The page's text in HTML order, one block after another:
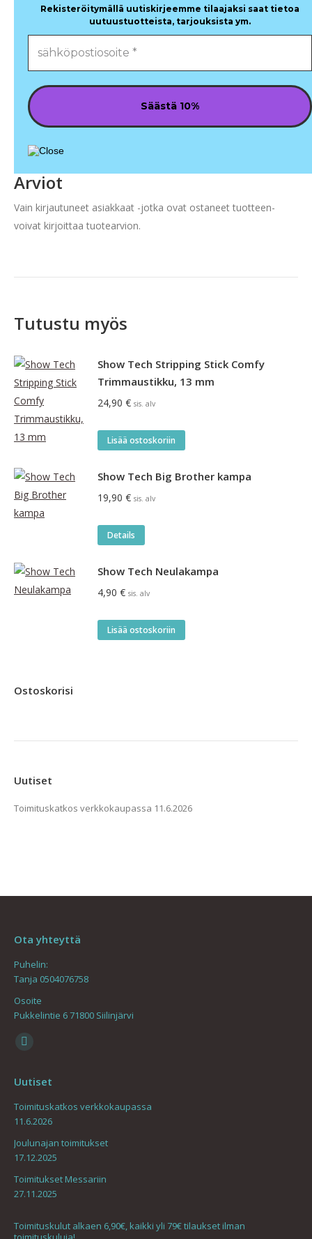
Rekisteröitymällä uutiskirjeemme tilaajaksi saat tietoa
uutuustuotteista, tarjouksista ym.
Arviot
Vain kirjautuneet asiakkaat -jotka ovat ostaneet tuotteen-
voivat kirjoittaa tuotearvion.
Tutustu myös
Show Tech Stripping Stick Comfy
Trimmaustikku, 13 mm
24,90 € sis. alv
Lisää ostoskoriin
Show Tech Big Brother kampa
19,90 € sis. alv
Details
Show Tech Neulakampa
4,90 € sis. alv
Lisää ostoskoriin
Ostoskorisi
Uutiset
Toimituskatkos verkkokaupassa 11.6.2026
Ota yhteyttä
Puhelin:
Tanja 0504076758
Osoite
Pukkelintie 6 71800 Siilinjärvi
Find us on:
opens
in
new
window
Uutiset
Toimituskatkos verkkokaupassa
11.6.2026
Joulunajan toimitukset
17.12.2025
Toimitukset Messariin
27.11.2025
Toimituskulut alkaen 6,90€, kaikki yli 79€ tilaukset ilman